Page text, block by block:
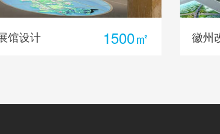
1500㎡
馆设计 徽州